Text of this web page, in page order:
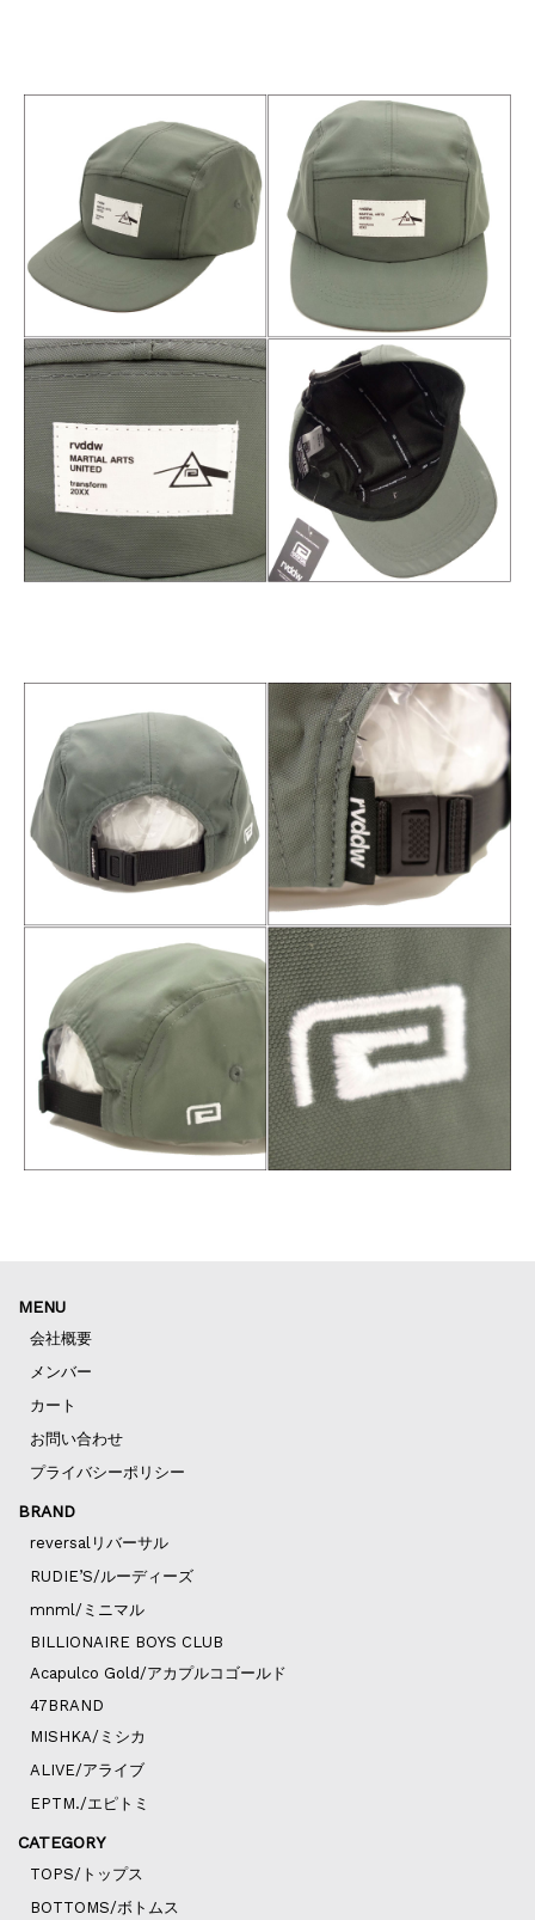
MENU
会社概要
メンバー
カート
お問い合わせ
プライバシーポリシー
BRAND
reversalリバーサル
RUDIE’S/ルーディーズ
mnml/ミニマル
BILLIONAIRE BOYS CLUB
Acapulco Gold/アカプルコゴールド
47BRAND
MISHKA/ミシカ
ALIVE/アライブ
EPTM./エピトミ
CATEGORY
TOPS/トップス
BOTTOMS/ボトムス